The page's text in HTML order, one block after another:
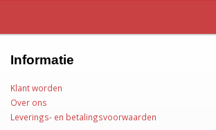
Informatie
Klant worden
Over ons
Leverings- en betalingsvoorwaarden